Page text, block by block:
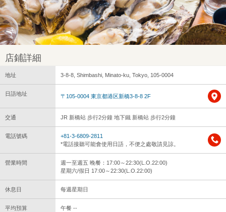
店鋪詳細
地址 3-8-8, Shimbashi, Minato-ku, Tokyo, 105-0004
日語地址 〒105-0004 東京都港区新橋3-8-8 2F
交通 JR 新橋站 步行2分鐘 地下鐵 新橋站 步行2分鐘
電話號碼
+81-3-6809-2811
*電話接聽可能會使用日語，不便之處敬請見諒。
營業時間
週一至週五 晚餐：17:00～22:30(L.O.22:00)
星期六/假日 17:00～22:30(L.O.22:00)
休息日 每週星期日
平均預算
午餐 --